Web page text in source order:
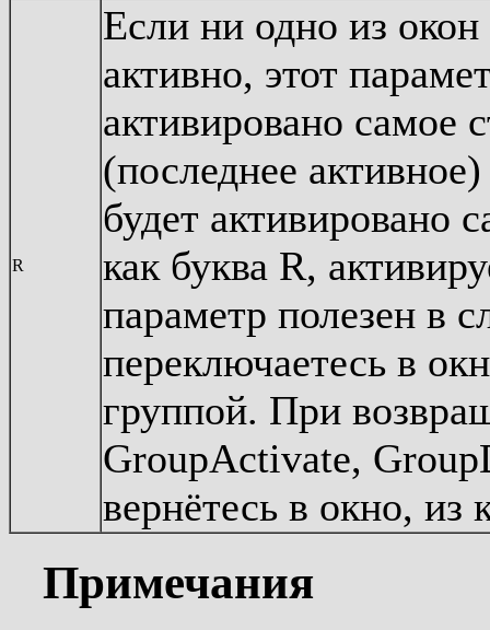
R
Если ни одно из
активно, этот
активировано самое
(последнее
будет активировано
как буква R,
параметр полезен в
переключаетесь в
группой. При
GroupActivate,
вернётесь в окно, из
Примечания